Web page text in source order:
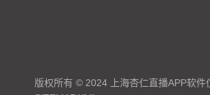
版权所有 © 2024 上海杏仁直播APP软